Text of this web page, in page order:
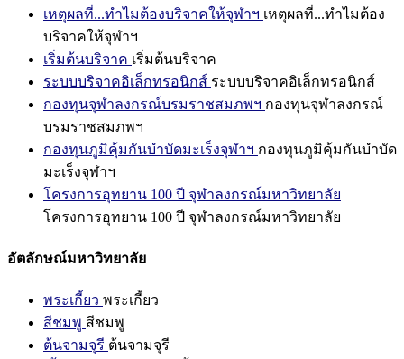
เหตุผลที่...ทำไมต้องบริจาคให้จุฬาฯ เหตุผลที่...ทำไมต้อง
บริจาคให้จุฬาฯ
เริ่มต้นบริจาค เริ่มต้นบริจาค
ระบบบริจาคอิเล็กทรอนิกส์ ระบบบริจาคอิเล็กทรอนิกส์
กองทุนจุฬาลงกรณ์บรมราชสมภพฯ กองทุนจุฬาลงกรณ์
บรมราชสมภพฯ
กองทุนภูมิคุ้มกันบำบัดมะเร็งจุฬาฯ กองทุนภูมิคุ้มกันบำบัด
มะเร็งจุฬาฯ
โครงการอุทยาน 100 ปี จุฬาลงกรณ์มหาวิทยาลัย
โครงการอุทยาน 100 ปี จุฬาลงกรณ์มหาวิทยาลัย
อัตลักษณ์มหาวิทยาลัย
พระเกี้ยว พระเกี้ยว
สีชมพู สีชมพู
ต้นจามจุรี ต้นจามจุรี